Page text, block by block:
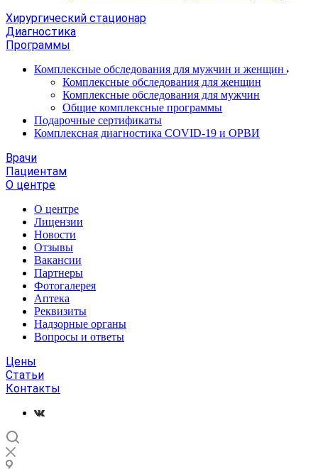
Хирургический стационар
Диагностика
Программы
Комплексные обследования для мужчин и женщин
Комплексные обследования для женщин
Комплексные обследования для мужчин
Общие комплексные программы
Подарочные сертификаты
Комплексная диагностика COVID-19 и ОРВИ
Врачи
Пациентам
О центре
О центре
Лицензии
Новости
Отзывы
Вакансии
Партнеры
Фотогалерея
Аптека
Реквизиты
Надзорные органы
Вопросы и ответы
Цены
Статьи
Контакты